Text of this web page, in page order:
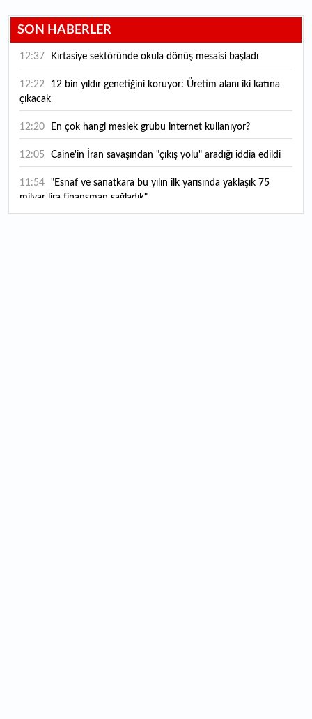
SON HABERLER
12:37 Kırtasiye sektöründe okula dönüş mesaisi başladı
12:22
çıkacak
12:20 En çok hangi meslek grubu internet kullanıyor?
12:05 Caine'in İran savaşından "çıkış yolu" aradığı iddia edildi
11:54
milyar lira finansman sağladık"